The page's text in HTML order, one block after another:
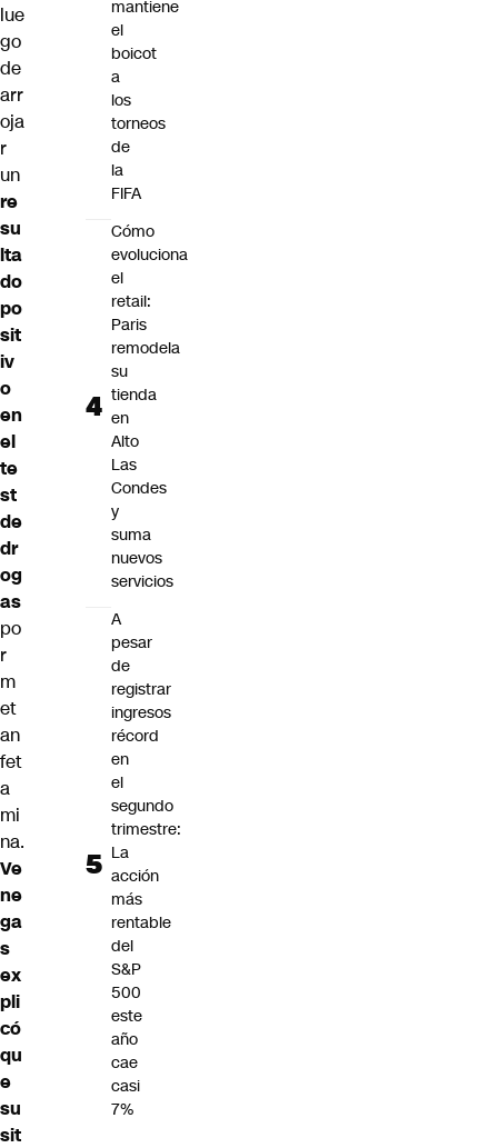
lue
go
de
arr
oja
r
un
re
su
lta
do
po
sit
iv
o
en
el
te
st
de
dr
og
as
po
r
m
et
an
fet
a
mi
na.
Ve
ne
ga
s
ex
pli
có
qu
e
su
sit
mantiene
el
boicot
a
los
torneos
de
la
FIFA
Cómo
evoluciona
el
retail:
Paris
remodela
su
tienda
en
Alto
Las
Condes
y
suma
nuevos
servicios
A
pesar
de
registrar
ingresos
récord
en
el
segundo
trimestre:
La
acción
más
rentable
del
S&P
500
este
año
cae
casi
7%